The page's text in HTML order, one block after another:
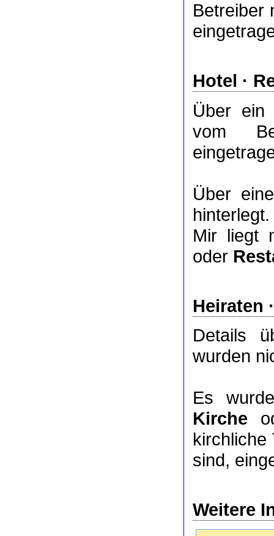
Betreiber
Hotel ·
Über
vom
Über
hinterlegt.
Mir liegt
oder
Heiraten
Details
wurden
Es
Kirche
kirchliche
sind,
Weitere